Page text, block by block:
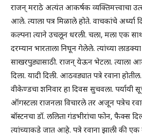
राजन् मराठे अत्यंत आकर्षक व्यक्तिमत्त्वाचा
आले. त्याला पत्र मिळाले होते. वाचकांचे अर्ध्या
कल्पना त्याने उचलून धरली. चला, मला एक
दरम्यान भारताला निघून गेलेले. त्यांच्या
साखरपुड्यासाठी. राजन् येऊन भेटला. त्याला
दिला. यादी दिली. आठवड्यात पत्रे रवाना
वीकेण्डचा शनिवार हा दिवस सुचवला. पर्यायी
ऑगस्टला राजनला विचारले तर अजून पत्रेच
बॉस्टनचा डॉ. ललिता गंडभीरांचा फोन, फैक्स
त्यांच्याकडे जात आहे. पत्रे रवाना झाली की एक